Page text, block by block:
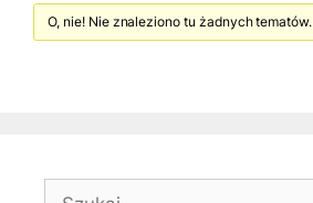
O, nie! Nie znaleziono tu żadnych tematów.
Szukaj: